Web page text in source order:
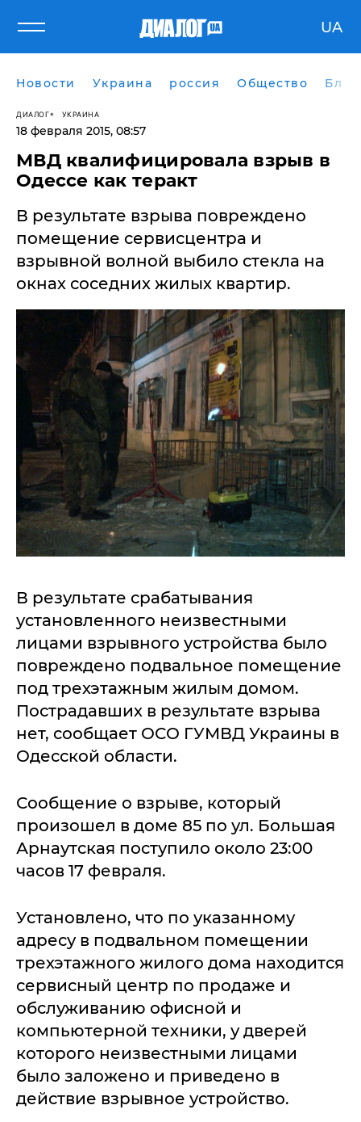
UA
Новости Украина россия Общество
ДИАЛОГ УКРАИНА
18 февраля 2015, 08:57
​МВД квалифицировала взрыв в
Одессе как теракт
В результате взрыва повреждено
помещение сервисцентра и
взрывной волной выбило стекла на
окнах соседних жилых квартир.
В результате срабатывания
установленного неизвестными
лицами взрывного устройства было
повреждено подвальное помещение
под трехэтажным жилым домом.
Пострадавших в результате взрыва
нет, сообщает ОСО ГУМВД Украины в
Одесской области.
Сообщение о взрыве, который
произошел в доме 85 по ул. Большая
Арнаутская поступило около 23:00
часов 17 февраля.
Установлено, что по указанному
адресу в подвальном помещении
трехэтажного жилого дома находится
сервисный центр по продаже и
обслуживанию офисной и
компьютерной техники, у дверей
которого неизвестными лицами
было заложено и приведено в
действие взрывное устройство.